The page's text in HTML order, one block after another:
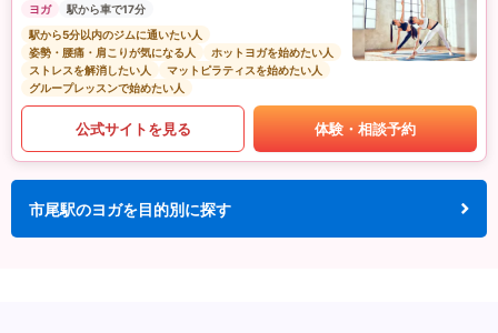
ヨガ
駅から車で17分
駅から5分以内のジムに通いたい人
姿勢・腰痛・肩こりが気になる人
ホットヨガを始めたい人
ストレスを解消したい人
マットピラティスを始めたい人
グループレッスンで始めたい人
公式サイトを見る 体験・相談予約
市尾駅のヨガを目的別に探す